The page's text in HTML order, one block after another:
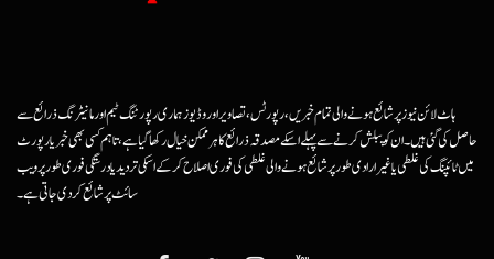
ہاٹ لائن نیوز پر شائع ہونے والی تمام خبریں، رپورٹس، تصاویر اور وڈیوز ہماری رپورٹنگ ٹیم اور مانیٹرنگ ذرائع سے
حاصل کی گئی ہیں۔ ان کو پبلش کرنے سے پہلے اسکے مصدقہ ذرائع کا ہرممکن خیال رکھا گیا ہے، تاہم کسی بھی خبر یا رپورٹ
میں ٹائپنگ کی غلطی یا غیرارادی طور پر شائع ہونے والی غلطی کی فوری اصلاح کرکے اسکی تردید یا درستگی فوری طور پر ویب
سائٹ پر شائع کردی جاتی ہے۔